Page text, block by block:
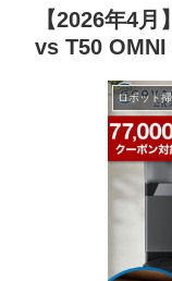
【2026年4
vs T50 OMNI
ロボット